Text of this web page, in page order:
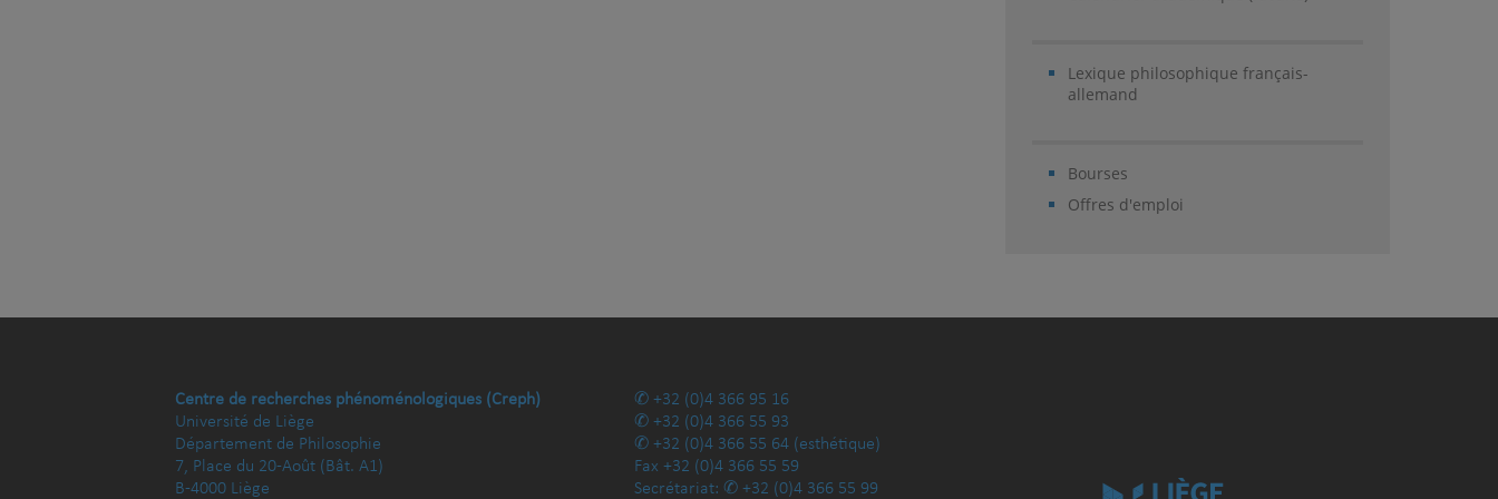
Lexique philosophique français-
allemand
Bourses
Offres d'emploi
Centre de recherches phénoménologiques (Creph)
Université de Liège
Département de Philosophie
7, Place du 20-Août (Bât. A1)
B-4000 Liège
+32 (0)4 366 95 16
+32 (0)4 366 55 93
+32 (0)4 366 55 64 (esthétique)
Fax +32 (0)4 366 55 59
Secrétariat:
+32 (0)4 366 55 99